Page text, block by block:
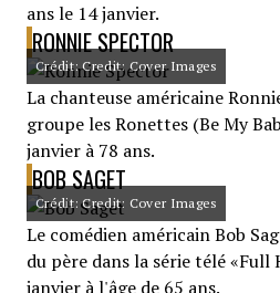
ans le 14 janvier.
RONNIE SPECTOR
Crédit: Credit: Cover Images
La chanteuse américaine
groupe les Ronettes (Be My
janvier à 78 ans.
BOB SAGET
Crédit: Credit: Cover Images
Le comédien américain Bob
du père dans la série télé «Full
janvier à l'âge de 65 ans.